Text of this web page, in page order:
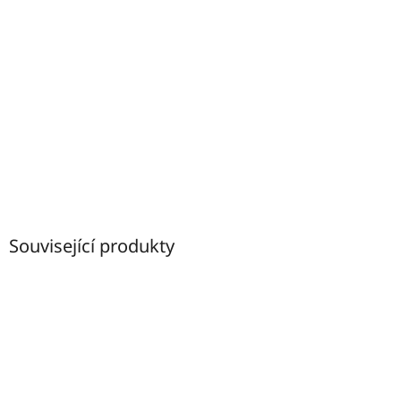
Související produkty